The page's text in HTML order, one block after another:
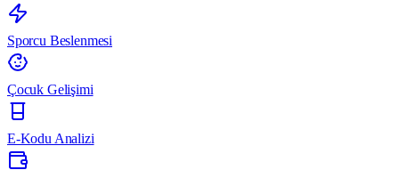
Sporcu Beslenmesi
Çocuk Gelişimi
E-Kodu Analizi